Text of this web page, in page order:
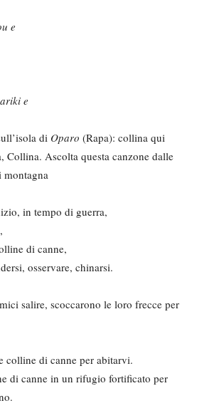
e
e
di Oparo (Rapa): collina qui
Ascolta questa canzone dalle
montagna
in tempo di guerra,
,
di canne,
osservare, chinarsi.
salire, scoccarono le loro frecce per
colline di canne per abitarvi.
di canne in un rifugio fortificato per